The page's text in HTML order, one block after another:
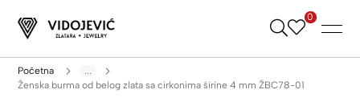
Skip
0
Početna
...
Ženska burma od belog zlata sa cirkonima širine 4 mm ŽBC78-01